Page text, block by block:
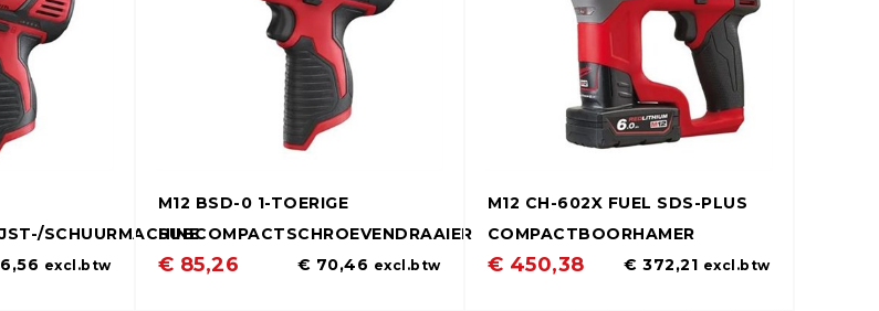
SCHUURMACHINE
excl.btw
M12 BSD-0 1-TOERIGE
SUBCOMPACTSCHROEVENDRAAIER
€ 85,26 € 70,46 excl.btw
M12 CH-602X FUEL SDS-PLUS
COMPACTBOORHAMER
€ 450,38 € 372,21 excl.btw